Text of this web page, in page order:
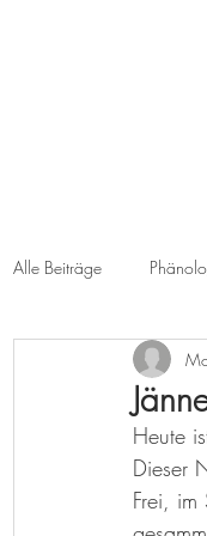
Alle Beiträge
Lebensleichte
Heute
Dieser
Frei,